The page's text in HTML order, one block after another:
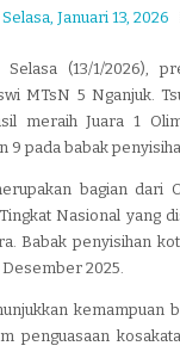
Selasa, Januari 13, 2026
(13/1/2026),
MTsN 5 Nganjuk.
meraih Juara 1
9 pada babak
bagian dari
Nasional yang
Babak penyisihan
Desember 2025.
kemampuan
penguasaan